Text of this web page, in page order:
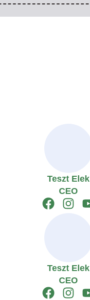
Teszt Elek
CEO
Teszt Elek
CEO